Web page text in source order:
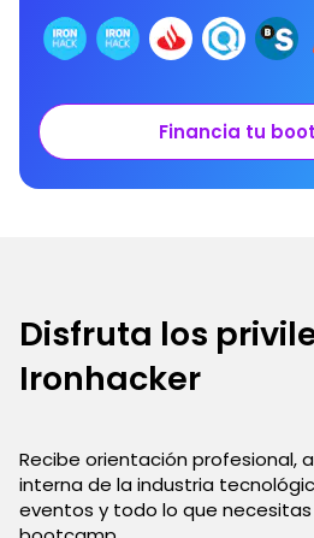
Financia tu
Disfruta los
Ironhacker
Recibe orientación profesional,
interna de la industria
eventos y todo lo que